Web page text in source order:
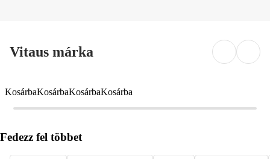
Vitaus márka
KosárbaKosárbaKosárbaKosárba
Fedezz fel többet